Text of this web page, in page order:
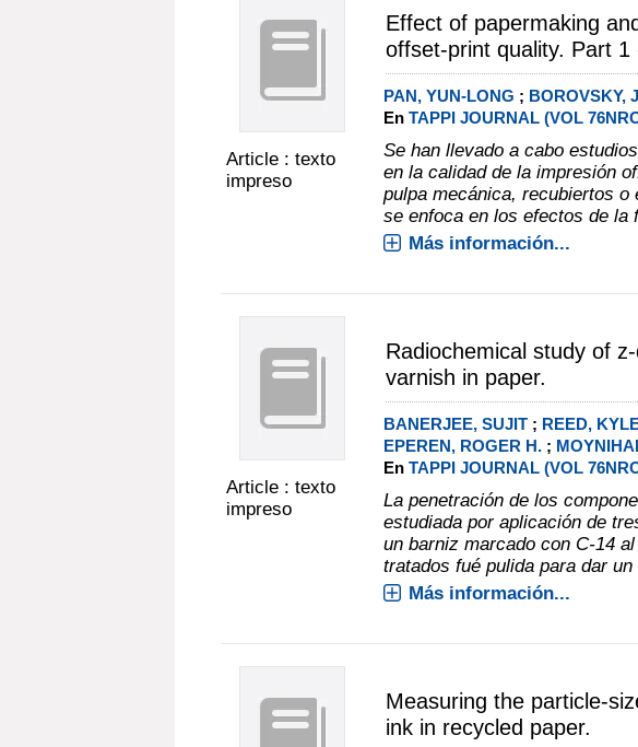
Article : texto
impreso
Effect of papermaking
offset-print quality. Part
PAN, YUN-LONG ; BOROVSKY,
EnTAPPI JOURNAL (VOL
Se han llevado a cabo
en la calidad de la impresión
pulpa mecánica, recubiertos
se enfoca en los efectos de la
Más información...
Article : texto
impreso
Radiochemical study of
varnish in paper.
BANERJEE, SUJIT ; REED,
EPEREN, ROGER H. ;
EnTAPPI JOURNAL (VOL
La penetración de los
estudiada por aplicación de
un barniz marcado con C-14
tratados fué pulida para dar
Más información...
Measuring the particle-
ink in recycled paper.